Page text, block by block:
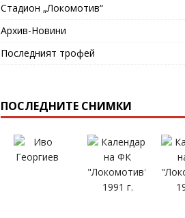
Стадион „Локомотив“
Архив-Новини
Последният трофей
ПОСЛЕДНИТЕ СНИМКИ